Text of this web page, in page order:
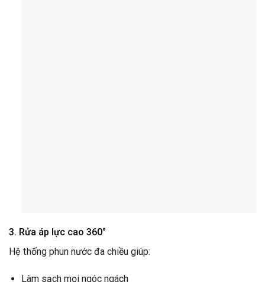
3. Rửa áp lực cao 360°
Hệ thống phun nước đa chiều giúp:
Làm sạch mọi ngóc ngách